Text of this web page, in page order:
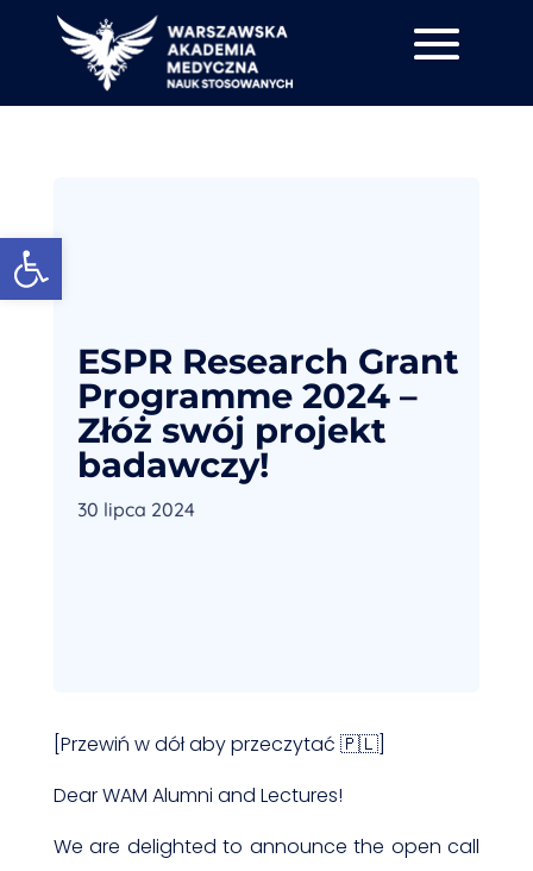
ESPR Research Grant
Programme 2024 –
Złóż swój projekt
badawczy!
30 lipca 2024
[Przewiń w dół aby przeczytać 🇵🇱]
Dear WAM Alumni and Lectures!
We are delighted to announce the open call
Otwórz pasek narzędzi